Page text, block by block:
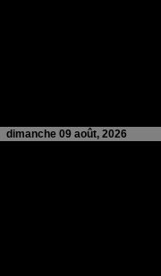
dimanche 09 août, 2026